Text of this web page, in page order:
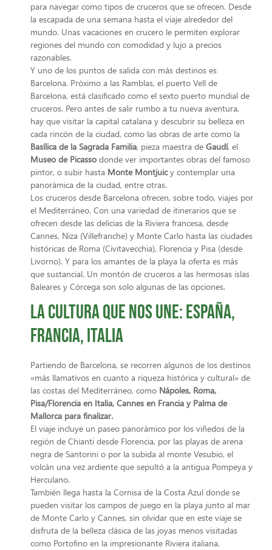
para navegar como tipos de cruceros que se ofrecen. Desde
la escapada de una semana hasta el viaje alrededor del
mundo. Unas vacaciones en crucero le permiten explorar
regiones del mundo con comodidad y lujo a precios
razonables.
Y uno de los puntos de salida con más destinos es
Barcelona. Próximo a las Ramblas, el puerto Vell de
Barcelona, está clasificado como el sexto puerto mundial de
cruceros. Pero antes de salir rumbo a tu nueva aventura,
hay que visitar la capital catalana y descubrir su belleza en
cada rincón de la ciudad, como las obras de arte como la
Basílica de la Sagrada Familia, pieza maestra de Gaudí, el
Museo de Picasso donde ver importantes obras del famoso
pintor, o subir hasta Monte Montjuicy contemplar una
panorámica de la ciudad, entre otras.
Los cruceros desde Barcelona ofrecen, sobre todo, viajes por
el Mediterráneo. Con una variedad de itinerarios que se
ofrecen desde las delicias de la Riviera francesa, desde
Cannes, Niza (Villefranche) y Monte Carlo hasta las ciudades
históricas de Roma (Civitavecchia), Florencia y Pisa (desde
Livorno). Y para los amantes de la playa la oferta es más
que sustancial. Un montón de cruceros a las hermosas islas
Baleares y Córcega son solo algunas de las opciones.
La cultura que nos une: España,
Francia, Italia
Partiendo de Barcelona, se recorren algunos de los destinos
«más llamativos en cuanto a riqueza histórica y cultural» de
las costas del Mediterráneo, como Nápoles, Roma,
Pisa/Florencia en Italia, Cannes en Francia y Palma de
Mallorca para finalizar.
El viaje incluye un paseo panorámico por los viñedos de la
región de Chianti desde Florencia, por las playas de arena
negra de Santorini o por la subida al monte Vesubio, el
volcán una vez ardiente que sepultó a la antigua Pompeya y
Herculano.
También llega hasta la Cornisa de la Costa Azul donde se
pueden visitar los campos de juego en la playa junto al mar
de Monte Carlo y Cannes, sin olvidar que en este viaje se
disfruta de la belleza clásica de las joyas menos visitadas
como Portofino en la impresionante Riviera italiana.